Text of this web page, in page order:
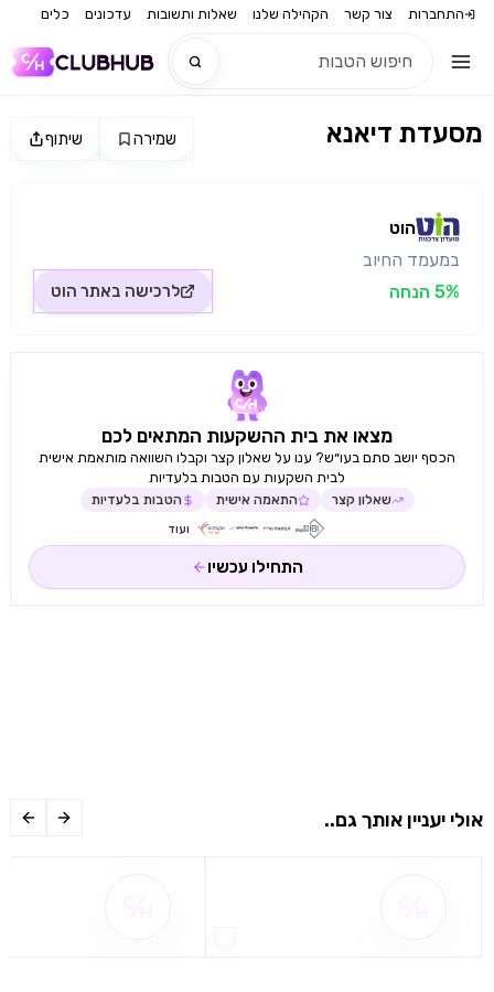
התחברות צור קשר הקהילה שלנו שאלות ותשובות עדכונים כלים
שיתוף שמירה מסעדת דיאנא
הוט
במעמד החיוב
5% הנחה
לרכישה באתר הוט
מצאו את בית ההשקעות המתאים לכם
הכסף יושב סתם בעו״ש? ענו על שאלון קצר וקבלו השוואה מותאמת אישית
לבית השקעות עם הטבות בלעדיות
שאלון קצר התאמה אישית הטבות בלעדיות
ועוד
התחילו עכשיו
אולי יעניין אותך גם..